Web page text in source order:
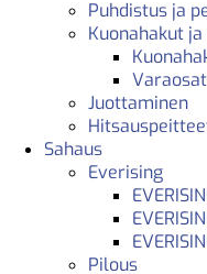
Puhdistus ja
Kuonahakut
Varaosat
Juottaminen
Sahaus
Everising
Pilous